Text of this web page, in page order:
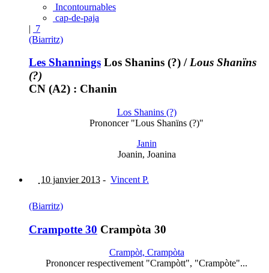
Incontournables
cap-de-paja
| 7
(Biarritz)
Les Shannings Los Shanins (?) /Lous Shanïns
(?)
CN (A2) : Chanin
Los Shanins (?)
Prononcer "Lous Shanïns (?)"
Janin
Joanin, Joanina
10 janvier 2013 - Vincent P.
(Biarritz)
Crampotte 30 Crampòta 30
Crampòt, Crampòta
Prononcer respectivement "Crampòtt", "Crampòte"...